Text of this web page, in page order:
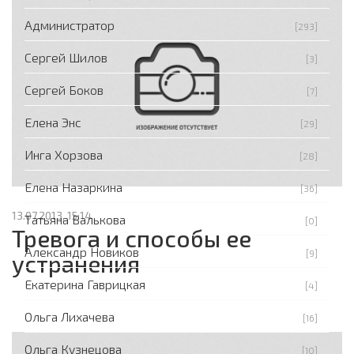
13.07.2013, 15:14
Тревога и способы ее
устранения
Администратор [293]
Сергей Шилов [3]
Сергей Боков [7]
Елена Энс [29]
Инга Хорзова [28]
Елена Назаркина [36]
Татьяна Валькова [0]
Александр Новиков [9]
Екатерина Гаврицкая [4]
Ольга Лихачева [16]
Ольга Кузнецова [10]